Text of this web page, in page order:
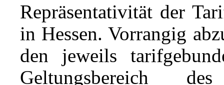
Repräsentativität der
in Hessen. Vorrangig
den jeweils
Geltungsbereich